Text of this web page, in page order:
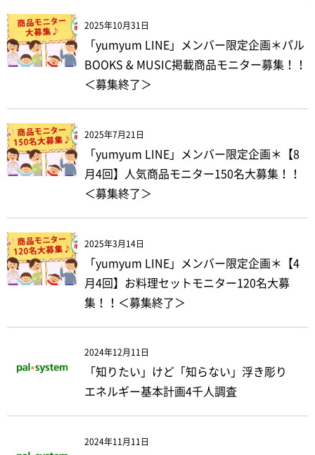
2025年10月31日
「yumyum LINE」メンバー限定企画＊パル
BOOKS & MUSIC掲載商品モニター募集！！
＜募集終了＞
2025年7月21日
「yumyum LINE」メンバー限定企画＊【8
月4回】人気商品モニター150名大募集！！
＜募集終了＞
2025年3月14日
「yumyum LINE」メンバー限定企画＊【4
月4回】お料理セットモニター120名大募
集！！＜募集終了＞
2024年12月11日
「知りたい」けど「知らない」浮き彫り
エネルギー基本計画4千人調査
2024年11月11日